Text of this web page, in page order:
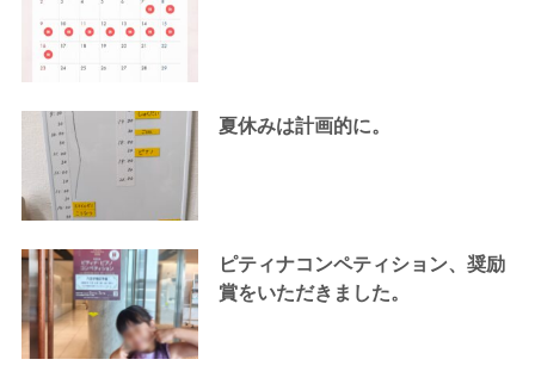
夏休みは計画的に。
ピティナコンペティション、奨励
賞をいただきました。